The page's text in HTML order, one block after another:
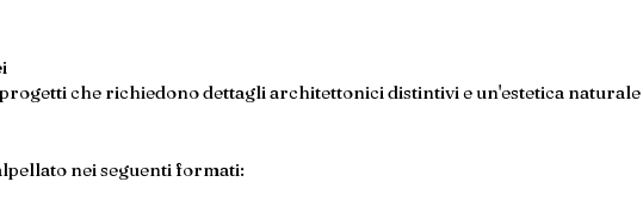
che richiedono dettagli architettonici distintivi e un'estetica naturale
nei seguenti formati: